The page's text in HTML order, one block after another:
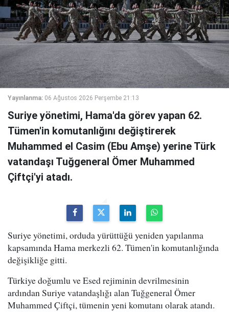
Yayınlanma: 06 Ağustos 2026 Perşembe 21:13
Suriye yönetimi, Hama'da görev yapan 62.
Tümen'in komutanlığını değiştirerek
Muhammed el Casim (Ebu Amşe) yerine Türk
vatandaşı Tuğgeneral Ömer Muhammed
Çiftçi'yi atadı.
Suriye yönetimi, orduda yürüttüğü yeniden yapılanma
kapsamında Hama merkezli 62. Tümen'in komutanlığında
değişikliğe gitti.
Türkiye doğumlu ve Esed rejiminin devrilmesinin
ardından Suriye vatandaşlığı alan Tuğgeneral Ömer
Muhammed Çiftçi, tümenin yeni komutanı olarak atandı.